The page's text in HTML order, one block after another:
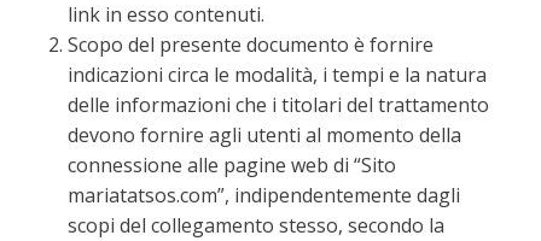
link in esso contenuti.
Scopo del presente documento è fornire
indicazioni circa le modalità, i tempi e la natura
delle informazioni che i titolari del trattamento
devono fornire agli utenti al momento della
connessione alle pagine web di “Sito
mariatatsos.com”, indipendentemente dagli
scopi del collegamento stesso, secondo la